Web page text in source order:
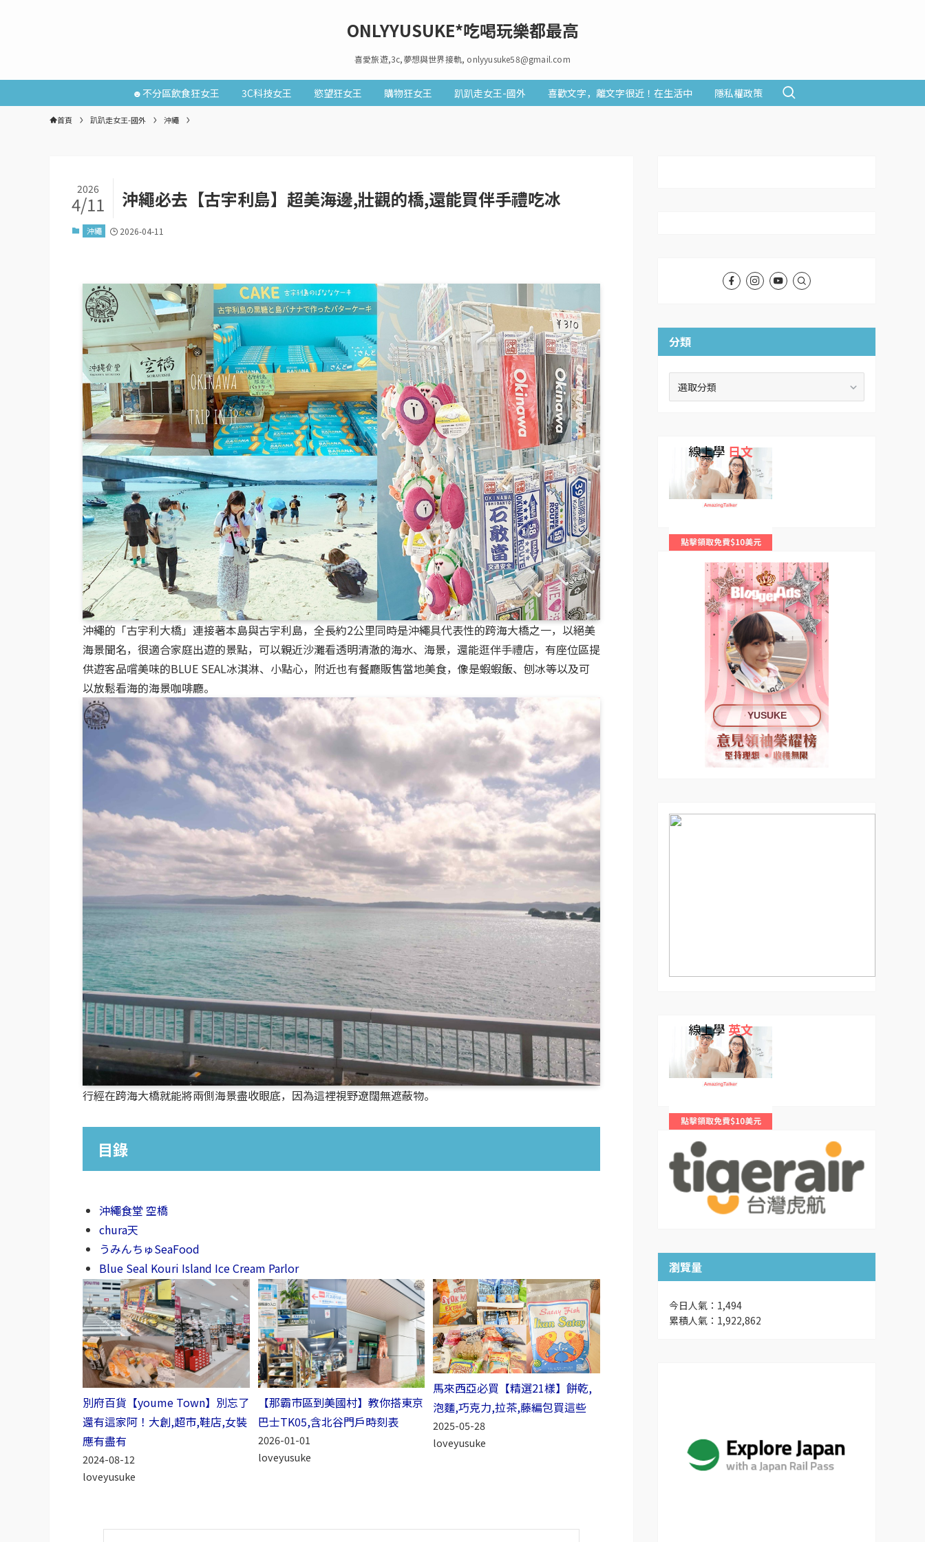
ONLYYUSUKE*吃喝玩樂都最高
喜愛旅遊,3c,夢想與世界接軌, onlyyusuke58@gmail.com
☻不分區飲食狂女王 3C科技女王 慾望狂女王 購物狂女王 趴趴走女王-國外 喜歡文字，離文字很近！在生活中 隱私權政策
首頁 趴趴走女王-國外 沖繩
沖繩必去【古宇利島】超美海邊,壯觀的橋,還能買伴手禮吃冰
2026
4/11
沖繩 2026-04-11
沖繩的「古宇利大橋」連接著本島與古宇利島，全長約2公里同時是沖繩具代表性的跨海大橋之一，以絕美
海景聞名，很適合家庭出遊的景點，可以親近沙灘看透明清澈的海水、海景，還能逛伴手禮店，有座位區提
供遊客品嚐美味的BLUE SEAL冰淇淋、小點心，附近也有餐廳販售當地美食，像是蝦蝦飯、刨冰等以及可
以放鬆看海的海景咖啡廳。
行經在跨海大橋就能將兩側海景盡收眼底，因為這裡視野遼闊無遮蔽物。
目錄
沖繩食堂 空橋
chura天
うみんちゅSeaFood
Blue Seal Kouri Island Ice Cream Parlor
別府百貨【youme Town】別忘了
還有這家阿！大創,超市,鞋店,女裝
應有盡有
2024-08-12
loveyusuke
【那霸市區到美國村】教你搭東京
巴士TK05,含北谷門戶時刻表
2026-01-01
loveyusuke
馬來西亞必買【精選21樣】餅乾,
泡麵,巧克力,拉茶,藤編包買這些
2025-05-28
loveyusuke
分類
線上學 日文
YUSUKE
線上學 英文
瀏覽量
今日人氣：1,494
累積人氣：1,922,862